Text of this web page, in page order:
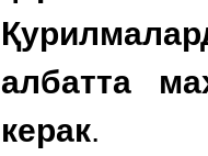
албатта
керак.